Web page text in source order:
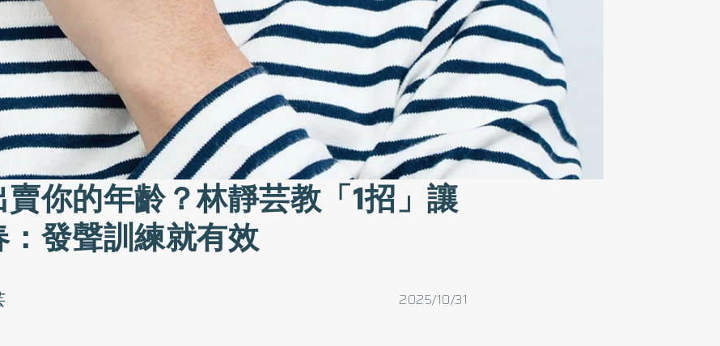
你的年齡？林靜芸教「1招」讓
發聲訓練就有效
2025/10/31